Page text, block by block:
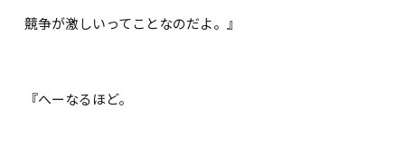
競争が激しいってことなのだよ。』
『へーなるほど。